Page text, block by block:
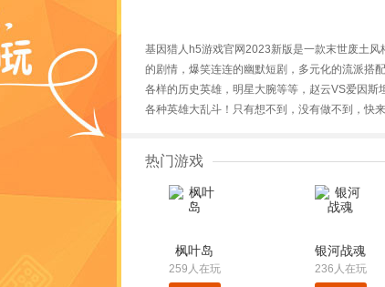
基因猎人h5游戏官网2023新版是一款末世废土
的剧情，爆笑连连的幽默短剧，多元化的流派搭
各样的历史英雄，明星大腕等等，赵云VS爱因
各种英雄大乱斗！只有想不到，没有做不到，快
热门游戏
枫叶岛
259人在玩
银河战魂
236人在玩